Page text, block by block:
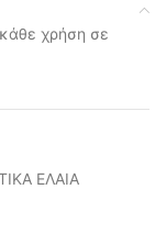
χρήση σε
ΕΛΑΙΑ